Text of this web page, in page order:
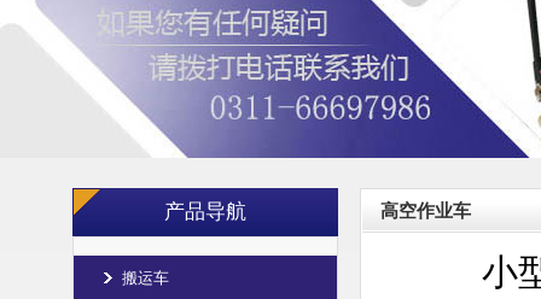
产品导航
搬运车
高空作业车
小